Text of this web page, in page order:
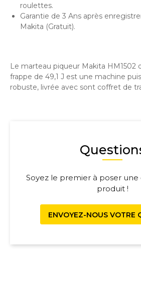
roulettes.
Garantie de 3 Ans après
Makita (Gratuit).
Le marteau piqueur Makita HM1502
frappe de 49,1 J est une machine
robuste, livrée avec sont coffret de
Soyez le premier à poser une
produit !
ENVOYEZ-NOUS VOTRE